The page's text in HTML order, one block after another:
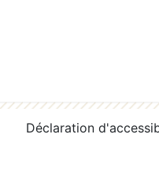
Déclaration